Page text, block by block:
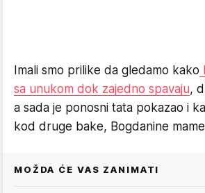
Imali smo prilike da gledamo kako
sa unukom dok zajedno spavaju,
a sada je ponosni tata pokazao i
kod druge bake, Bogdanine
MOŽDA ĆE VAS ZANIMATI